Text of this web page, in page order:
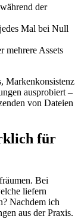
der
Mal bei Null
mehrere Assets
Markenkonsistenz
ausprobiert –
von Dateien
für
Bei
liefern
Nachdem ich
aus der Praxis.